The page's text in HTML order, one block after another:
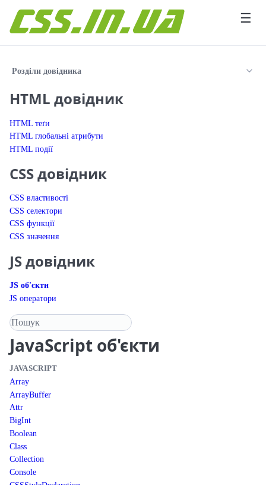
☰
Розділи довідника
HTML довідник
HTML теґи
HTML глобальні атрибути
HTML події
CSS довідник
CSS властивості
CSS селектори
CSS функції
CSS значення
JS довідник
JS об'єкти
JS оператори
Пошук у довіднику
JavaScript об'єкти
JAVASCRIPT
Array
ArrayBuffer
Attr
BigInt
Boolean
Class
Collection
Console